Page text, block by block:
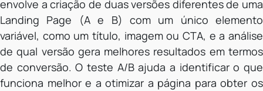
envolve a criação de duas versões diferentes de uma
Landing Page (A e B) com um único elemento
variável, como um título, imagem ou CTA, e a análise
de qual versão gera melhores resultados em termos
de conversão. O teste A/B ajuda a identificar o que
funciona melhor e a otimizar a página para obter os